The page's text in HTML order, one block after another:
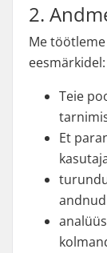
2.
Me
eesmärkidel:
Teie
Et